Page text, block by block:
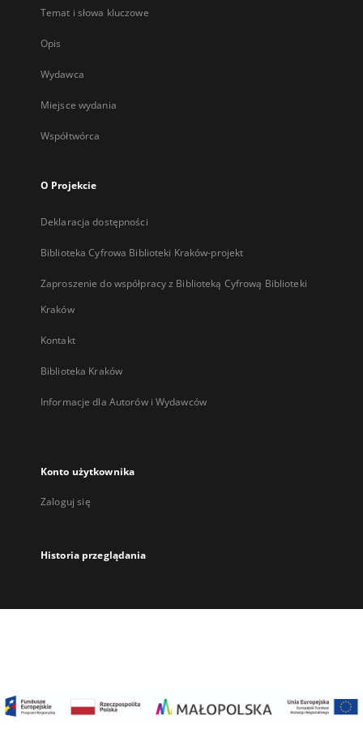
Temat i słowa kluczowe
Opis
Wydawca
Miejsce wydania
Współtwórca
O Projekcie
Deklaracja dostępności
Biblioteka Cyfrowa Biblioteki Kraków-projekt
Zaproszenie do współpracy z Biblioteką Cyfrową Biblioteki
Kraków
Kontakt
Biblioteka Kraków
Informacje dla Autorów i Wydawców
Konto użytkownika
Zaloguj się
Historia przeglądania